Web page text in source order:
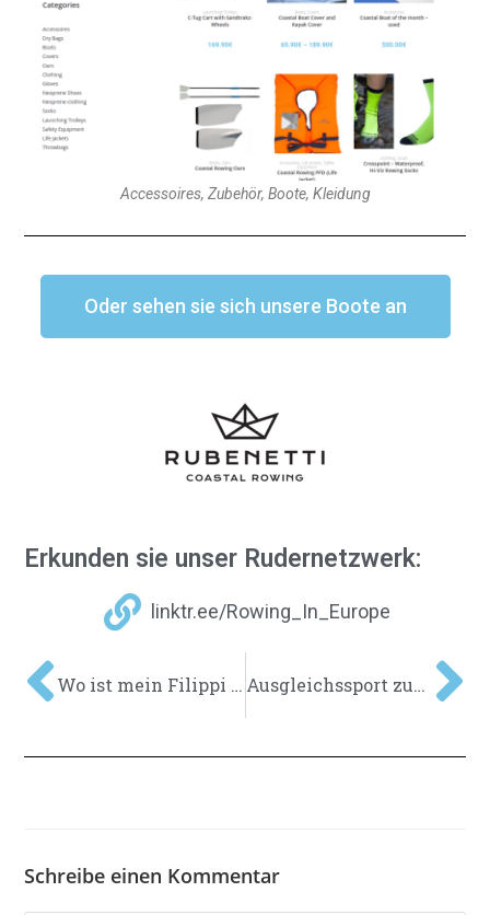
Accessoires, Zubehör, Boote, Kleidung
Oder sehen sie sich unsere Boote an
Erkunden sie unser Rudernetzwerk:
linktr.ee/Rowing_In_Europe
Wo ist mein Filippi – Weihnachtsenttäuschung Ausgleichssport zum Rudern
Schreibe einen Kommentar